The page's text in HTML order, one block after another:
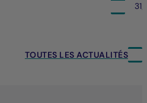
TOUTES LES ACTUALITÉS